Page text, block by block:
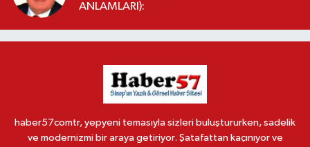
ANLAMLARI):
haber57comtr, yepyeni temasıyla sizleri buluştururken, sadelik
ve modernizmi bir araya getiriyor. Şatafattan kaçınıyor ve